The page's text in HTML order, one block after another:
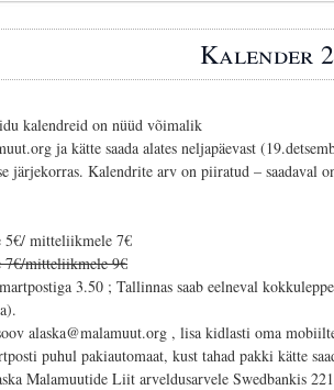
Kalender
kalendreid on nüüd võimalik
ja kätte saada alates neljapäevast
järjekorras. Kalendrite arv on piiratud – saadaval
mitteliikmele 7€
mitteliikmele 9€
3.50 ; Tallinnas saab eelneval
alaska@malamuut.org , lisa kidlasti oma
puhul pakiautomaat, kust tahad pakki kätte
Malamuutide Liit arveldusarvele Swedbankis